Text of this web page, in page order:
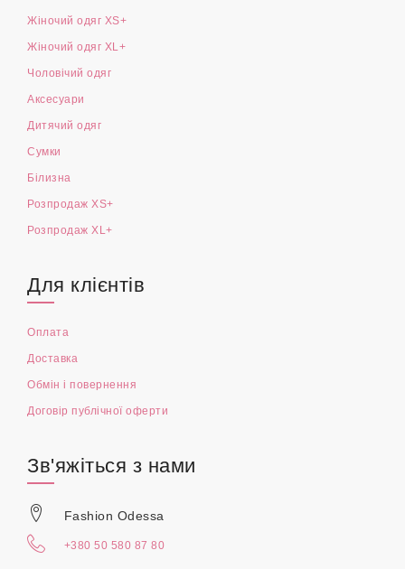
Жіночий одяг XS+
Жіночий одяг XL+
Чоловічий одяг
Аксесуари
Дитячий одяг
Сумки
Білизна
Розпродаж XS+
Розпродаж XL+
Для клієнтів
Оплата
Доставка
Обмін і повернення
Договір публічної оферти
Зв'яжіться з нами
Fashion Odessa
+380 50 580 87 80